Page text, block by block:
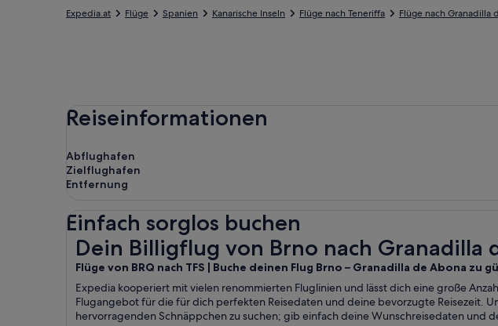
Expedia.at Flüge Spanien Kanarische Inseln Flüge nach Teneriffa Flüge nach Granadilla
Reiseinformationen
Abflughafen
Zielflughafen
Entfernung
Einfach sorglos buchen
Dein Billigflug von Brno nach Granadilla
Flüge von BRQ nach TFS | Buche deinen Flug Brno – Granadilla de Abona zu
Expedia kooperiert mit vielen renommierten Fluglinien und lässt dich eine große
Flugangebot für die für dich perfekten Reisedaten und deine bevorzugte Reisezeit.
hervorragenden Schnäppchen zu suchen; gib einfach deine Wunschreisedaten und
Dein Billigflug von Brno nach Granadilla de Abona